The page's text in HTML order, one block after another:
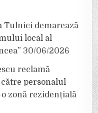
Tulnici demarează
local al
30/06/2026
reclamă
personalul
zonă rezidențială